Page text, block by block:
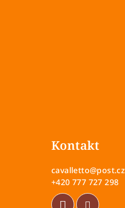
Kontakt
cavalletto@post.cz
+420 777 727 298